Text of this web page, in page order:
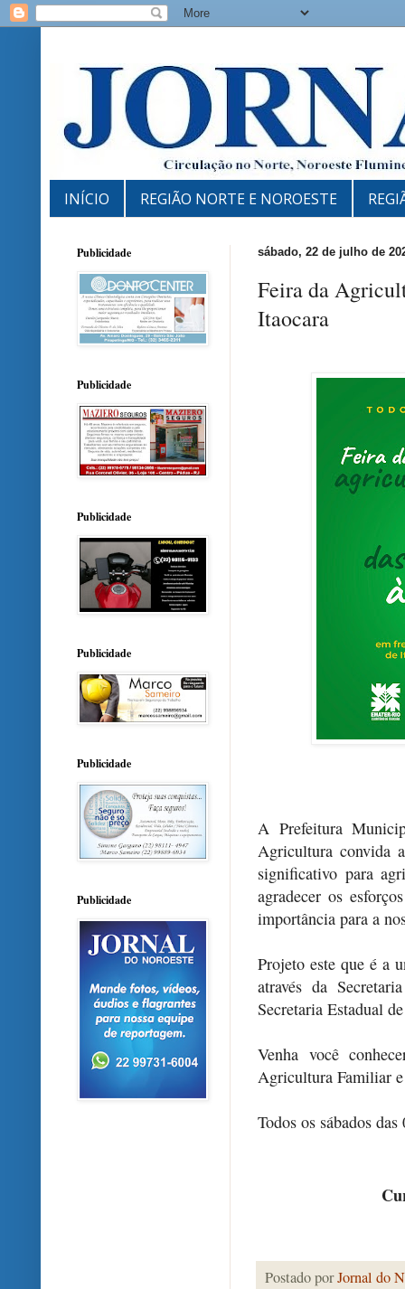
INÍCIO REGIÃO NORTE E NOROESTE
sábado, 22 de julho de
Feira da
Itaocara
A Prefeitura
Agricultura convida
significativo para
agradecer os
importância para a
Projeto este que é a
através da
Secretaria Estadual
Venha você
Agricultura Familiar e
Todos os sábados
Postado porJornal do
Publicidade
Publicidade
Publicidade
Publicidade
Publicidade
Publicidade